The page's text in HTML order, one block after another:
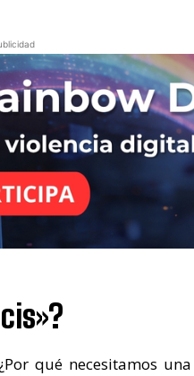
qué necesitamos